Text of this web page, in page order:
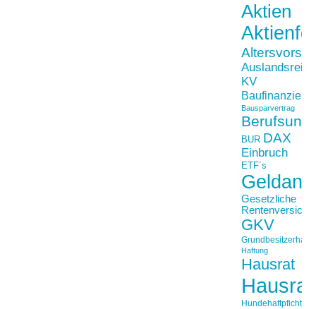
Aktien
Auslandsreise
KV
Bausparvertrag
BUR DAX
Einbruch
ETF´s
Gesetzliche
GKV
Haftung
Hausrat
Hundehaftpficht